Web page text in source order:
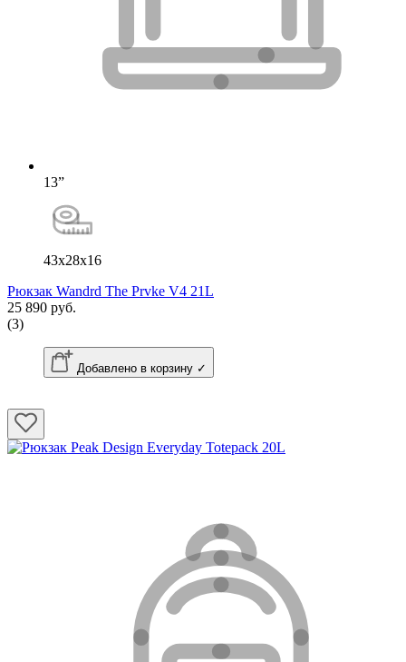
13”
43x28x16
Рюкзак Wandrd The Prvke V4 21L
25 890 руб.
(3)
Добавлено в корзину ✓